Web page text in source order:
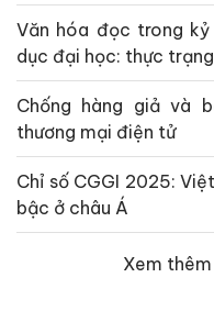
Văn hóa đọc trong
dục đại học: thực
Chống hàng giả và
thương mại điện tử
Chỉ số CGGI 2025:
bậc ở châu Á
Xem